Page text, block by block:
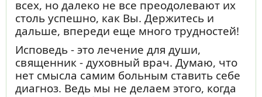
всех, но далеко не все преодолевают их
столь успешно, как Вы. Держитесь и
дальше, впереди еще много трудностей!
Исповедь - это лечение для души,
священник - духовный врач. Думаю, что
нет смысла самим больным ставить себе
диагноз. Ведь мы не делаем этого, когда